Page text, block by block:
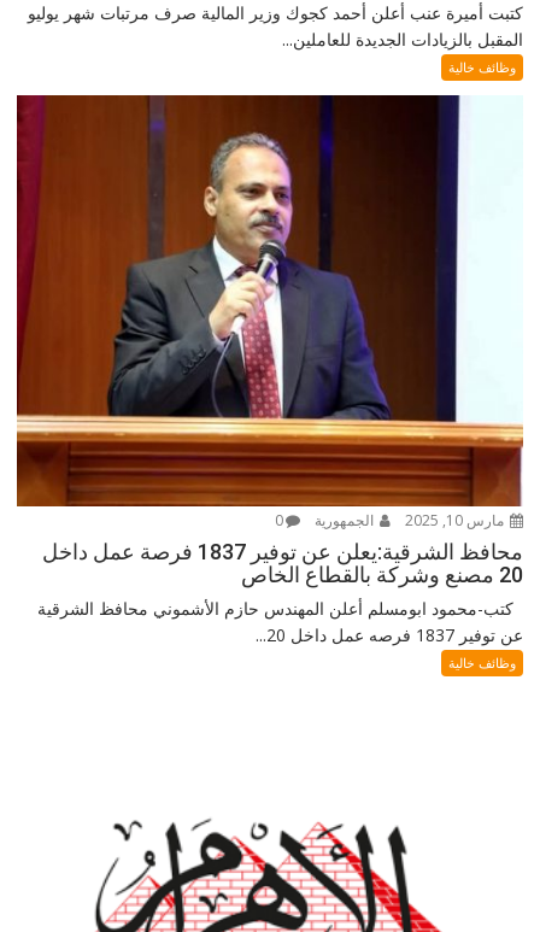
كتبت أميرة عنب أعلن أحمد كجوك وزير المالية صرف مرتبات شهر يوليو
المقبل بالزيادات الجديدة للعاملين...
وظائف خالية
مارس 10, 2025 الجمهورية 0
محافظ الشرقية:يعلن عن توفير 1837 فرصة عمل داخل
20 مصنع وشركة بالقطاع الخاص
كتب-محمود ابومسلم أعلن المهندس حازم الأشموني محافظ الشرقية
عن توفير 1837 فرصه عمل داخل 20...
وظائف خالية